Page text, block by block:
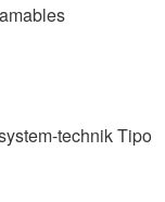
technik Tipo